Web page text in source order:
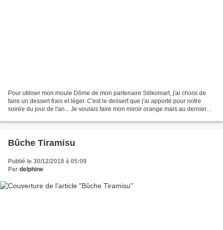
Pour utiliser mon moule Dôme de mon partenaire Silikomart, j'ai choisi de
faire un dessert frais et léger. C'est le dessert que j'ai apporté pour notre
soirée du jour de l'an... Je voulais faire mon miroir orange mais au dernier
Bûche Tiramisu
Publié le 30/12/2018 à 05:09
Par delphine